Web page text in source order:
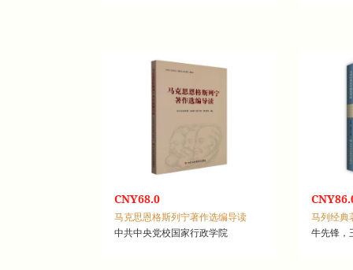
CNY68.0
马克思恩格斯列宁著作选编导读
中共中央党校国家行政学院
马列经典
牛先锋，